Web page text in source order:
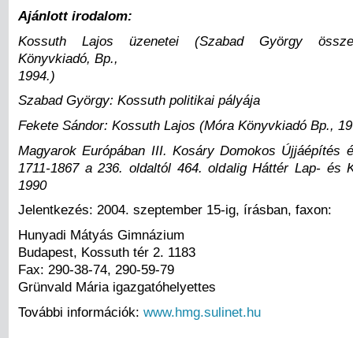
Ajánlott irodalom:
Kossuth Lajos üzenetei (Szabad György
Könyvkiadó, Bp.,
1994.)
Szabad György: Kossuth politikai pályája
Fekete Sándor: Kossuth Lajos (Móra Könyvkiadó Bp.,
Magyarok Európában III. Kosáry Domokos Újjáépítés
1711-1867 a 236. oldaltól 464. oldalig Háttér Lap- és
1990
Jelentkezés: 2004. szeptember 15-ig, írásban, faxon:
Hunyadi Mátyás Gimnázium
Budapest, Kossuth tér 2. 1183
Fax: 290-38-74, 290-59-79
Grünvald Mária igazgatóhelyettes
További információk: www.hmg.sulinet.hu